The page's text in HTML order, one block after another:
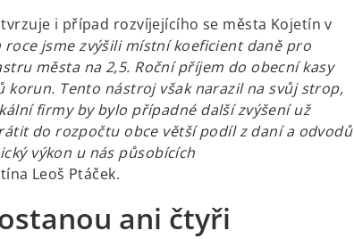
i případ rozvíjejícího se města Kojetín v
roce jsme zvýšili místní koeficient daně pro
města na 2,5. Roční příjem do obecní kasy
korun. Tento nástroj však narazil na svůj strop,
firmy by bylo případné další zvýšení už
do rozpočtu obce větší podíl z daní a odvodů
výkon u nás působících
Leoš Ptáček.
ani čtyři